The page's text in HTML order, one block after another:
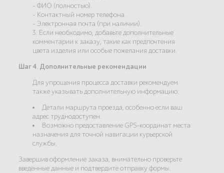
- ФИО (полностью).
- Контактный номер телефона.
- Электронная почта (при наличии).
3. Если необходимо, добавьте дополнительные
комментарии к заказу, такие как предпочтения
цвета изделия или особые пожелания доставки.
Шаг 4. Дополнительные рекомендации
Для упрощения процесса доставки рекомендуем
также указывать дополнительную информацию:
Детали маршрута проезда, особенно если ваш
адрес труднодоступен.
Возможно предоставление GPS-координат места
назначения для точной навигации курьерской
службы.
Завершив оформление заказа, внимательно проверьте
введённые данные и подтвердите отправку формы.